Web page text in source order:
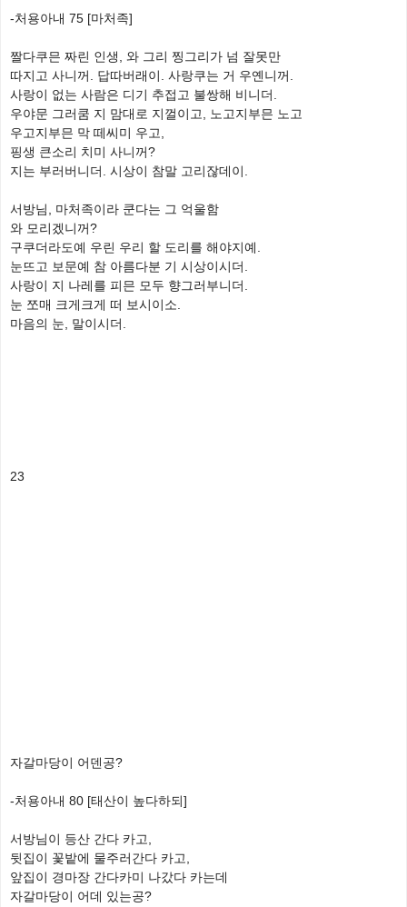
-처용아내 75 [마처족]
짤다쿠믄 짜린 인생, 와 그리 찡그리가 넘 잘못만
따지고 사니꺼. 답따버래이. 사랑쿠는 거 우옌니꺼.
사랑이 없는 사람은 디기 추접고 불쌍해 비니더.
우야문 그러쿰 지 맘대로 지껄이고, 노고지부믄 노고
우고지부믄 막 떼씨미 우고,
핑생 큰소리 치미 사니꺼?
지는 부러버니더. 시상이 참말 고리잖데이.
서방님, 마처족이라 쿤다는 그 억울함
와 모리겠니꺼?
구쿠더라도예 우린 우리 할 도리를 해야지예.
눈뜨고 보문예 참 아름다분 기 시상이시더.
사랑이 지 나레를 피믄 모두 향그러부니더.
눈 쪼매 크게크게 떠 보시이소.
마음의 눈, 말이시더.
23
자갈마당이 어덴공?
-처용아내 80 [태산이 높다하되]
서방님이 등산 간다 카고,
뒷집이 꽃밭에 물주러간다 카고,
앞집이 경마장 간다카미 나갔다 카는데
자갈마당이 어데 있는공?